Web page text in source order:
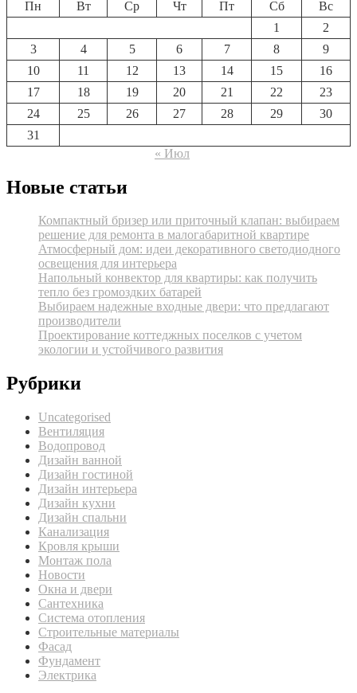
Пн Вт Ср Чт Пт Сб
Вс
1
2
3
4 5 6 7 8
9
10
11 12 13 14 15
16
17
18 19 20 21 22
23
24
25 26 27 28 29
30
31
« Июл
Новые статьи
Компактный бризер или приточный клапан: выбираем
решение для ремонта в малогабаритной квартире
Атмосферный дом: идеи декоративного светодиодного
освещения для интерьера
Напольный конвектор для квартиры: как получить
тепло без громоздких батарей
Выбираем надежные входные двери: что предлагают
производители
Проектирование коттеджных поселков с учетом
экологии и устойчивого развития
Рубрики
Uncategorised
Вентиляция
Водопровод
Дизайн ванной
Дизайн гостиной
Дизайн интерьера
Дизайн кухни
Дизайн спальни
Канализация
Кровля крыши
Монтаж пола
Новости
Окна и двери
Сантехника
Система отопления
Строительные материалы
Фасад
Фундамент
Электрика